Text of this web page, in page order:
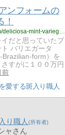
ンフォームの
！
https://monstera-variegata.com/deliciosa-mint-variegata-brazilian-form/
だと思っていたブ
バリエガータ
Brazilian-form）を
すがに１００万円
前
愛する斑入り職人
り職人
ャさん